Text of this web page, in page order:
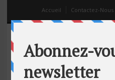
Accueil Contactez-Nous